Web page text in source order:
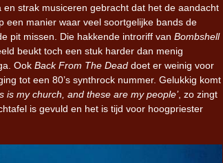
en strak musiceren gebracht dat het de aandacht
een manier waar veel soortgelijke bands de
pit missen. Die hakkende introriff van Bombshell
beukt toch een stuk harder dan menig
Ook Back From The Dead doet er weinig voor
tot een 80’s synthrock nummer. Gelukkig komt
is my church, and these are my people’, zo zingt
is gevuld en het is tijd voor hoogpriester